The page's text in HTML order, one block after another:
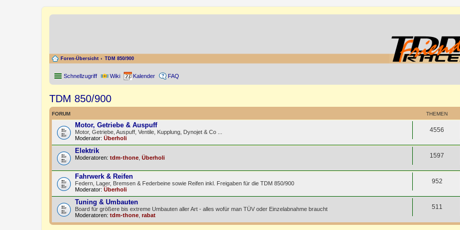
Foren-Übersicht TDM 850/900
Schnellzugriff Wiki Kalender FAQ
TDM 850/900
FORUM THEMEN
Motor, Getriebe & Auspuff
Motor, Getriebe, Auspuff, Ventile, Kupplung, Dynojet & Co ...
Moderator: Überholi
4556
Elektrik
Moderatoren: tdm-thone Überholi 1597
Fahrwerk & Reifen
Federn, Lager, Bremsen & Federbeine sowie Reifen inkl. Freigaben für die TDM 850/900
Moderator: Überholi
952
Tuning & Umbauten
Board für größere bis extreme Umbauten aller Art - alles wofür man TÜV oder Einzelabnahme braucht
Moderatoren: tdm-thone rabat
511